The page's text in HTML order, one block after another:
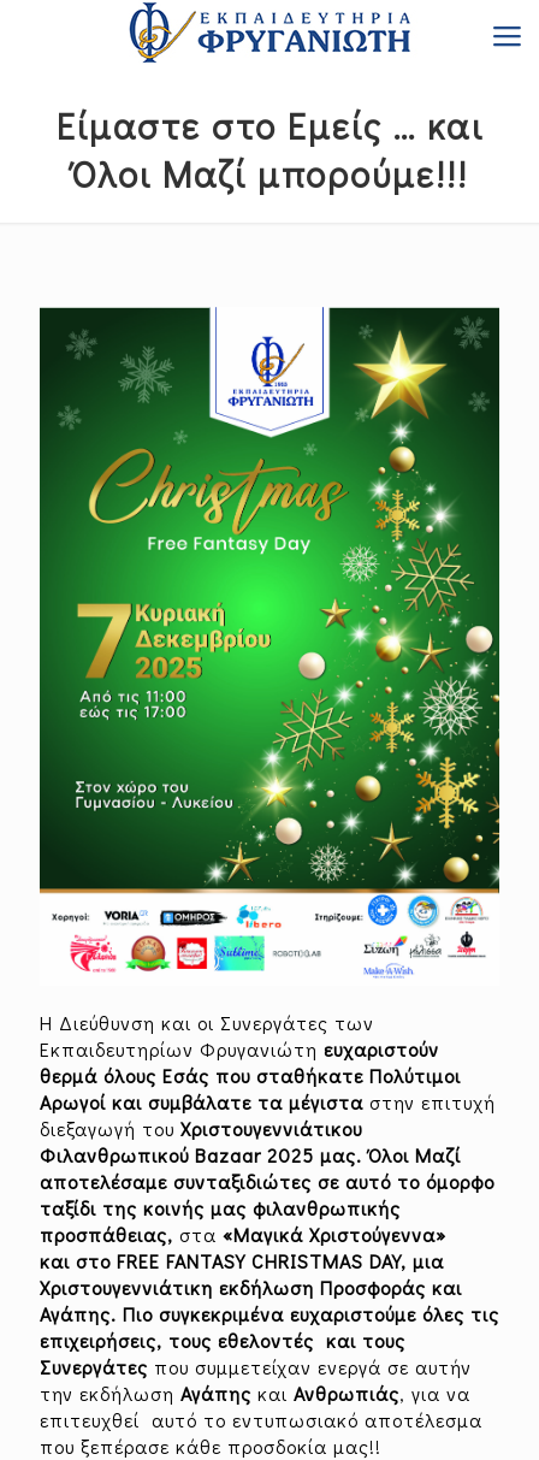
Είμαστε στο Εμείς … και
Όλοι Μαζί μπορούμε!!!
Η Διεύθυνση και οι Συνεργάτες των
Εκπαιδευτηρίων Φρυγανιώτη ευχαριστούν
θερμά όλους Εσάς που σταθήκατε Πολύτιμοι
Αρωγοί και συμβάλατε τα μέγιστα στην επιτυχή
διεξαγωγή του Χριστουγεννιάτικου
Φιλανθρωπικού Bazaar 2025 μας. Όλοι Μαζί
αποτελέσαμε συνταξιδιώτες σε αυτό το όμορφο
ταξίδι της κοινής μας φιλανθρωπικής
προσπάθειας, στα «Μαγικά Χριστούγεννα»
και στο FREE FANTASY CHRISTMAS DAY, μια
Χριστουγεννιάτικη εκδήλωση Προσφοράς και
Αγάπης. Πιο συγκεκριμένα ευχαριστούμε όλες τις
επιχειρήσεις, τους εθελοντές και τους
Συνεργάτες που συμμετείχαν ενεργά σε αυτήν
την εκδήλωση Αγάπης και Ανθρωπιάς, για να
επιτευχθεί αυτό το εντυπωσιακό αποτέλεσμα
που ξεπέρασε κάθε προσδοκία μας!!